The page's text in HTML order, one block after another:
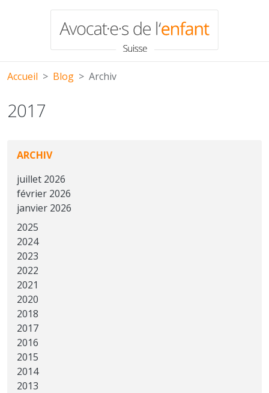
Aller au contenu principal
Accueil Blog Archiv
2017
ARCHIV
juillet 2026
février 2026
janvier 2026
2025
2024
2023
2022
2021
2020
2018
2017
2016
2015
2014
2013